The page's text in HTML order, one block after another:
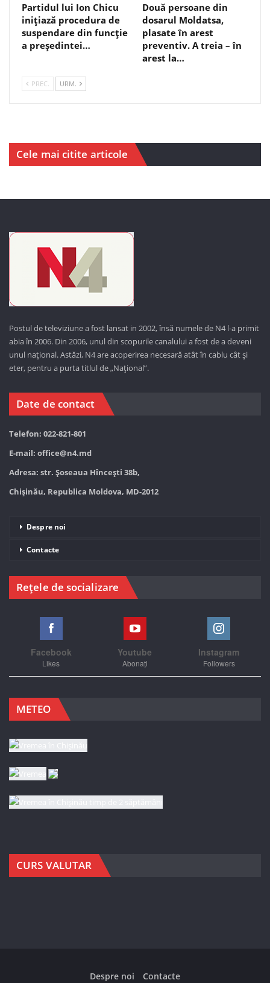
Partidul lui Ion Chicu
inițiază procedura de
suspendare din funcție
a președintei…
Două persoane din
dosarul Moldatsa,
plasate în arest
preventiv. A treia – în
arest la…
PREC. URM.
Cele mai citite articole
Postul de televiziune a fost lansat in 2002, însă numele de N4 l-a primit
abia în 2006. Din 2006, unul din scopurile canalului a fost de a deveni
unul național. Astăzi, N4 are acoperirea necesară atât în cablu cât și
eter, pentru a purta titlul de „Național”.
Date de contact
Telefon: 022-821-801
E-mail: office@n4.md
Adresa: str. Șoseaua Hînceşti 38b,
Chișinău, Republica Moldova, MD-2012
Despre noi
Contacte
Rețele de socializare
Facebook
Likes
Youtube
Abonați
Instagram
Followers
METEO
CURS VALUTAR
Despre noi Contacte